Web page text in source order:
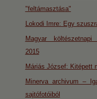
"feltámasztása"
Lokodi Imre: Egy
Magyar költészetnapi
2015
Máriás József: Kitépett
Minerva archivum –
sajtófotóiból